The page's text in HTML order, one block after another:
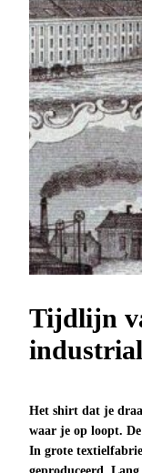
Tijdlijn
Het shirt dat je
waar je op loopt.
In grote
geproduceerd.